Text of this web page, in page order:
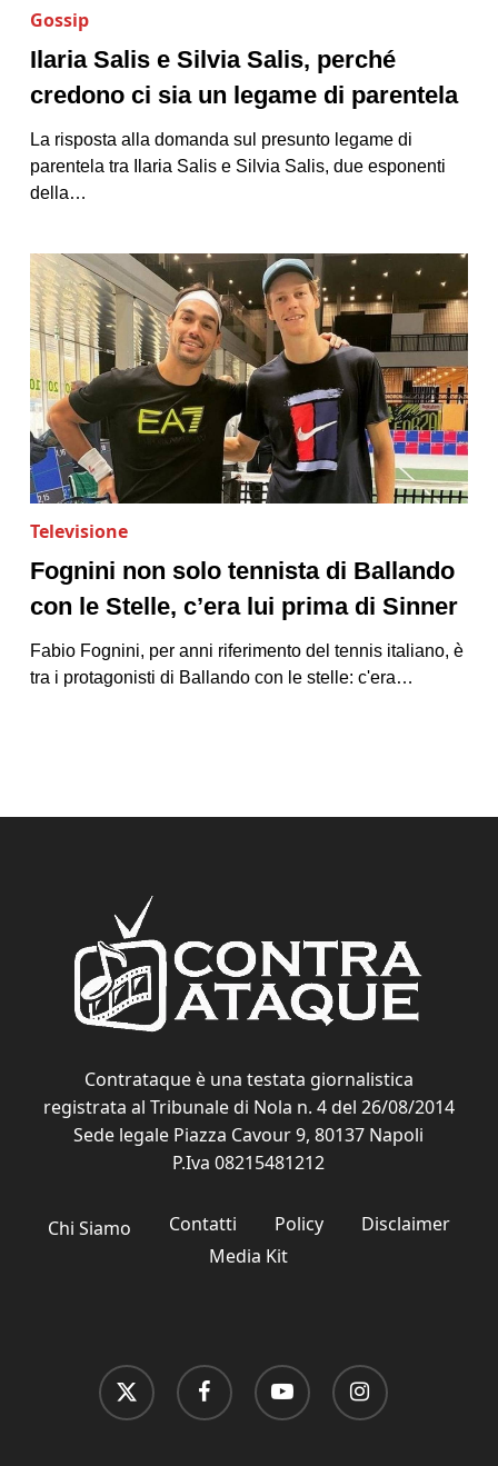
Gossip
Ilaria Salis e Silvia Salis, perché
credono ci sia un legame di parentela
La risposta alla domanda sul presunto legame di
parentela tra Ilaria Salis e Silvia Salis, due esponenti
della…
Televisione
Fognini non solo tennista di Ballando
con le Stelle, c’era lui prima di Sinner
Fabio Fognini, per anni riferimento del tennis italiano, è
tra i protagonisti di Ballando con le stelle: c'era…
Contrataque è una testata giornalistica
registrata al Tribunale di Nola n. 4 del 26/08/2014
Sede legale Piazza Cavour 9, 80137 Napoli
P.Iva 08215481212
Chi Siamo Contatti Policy
Disclaimer
Media Kit
x-
twitter
facebook youtube instagram